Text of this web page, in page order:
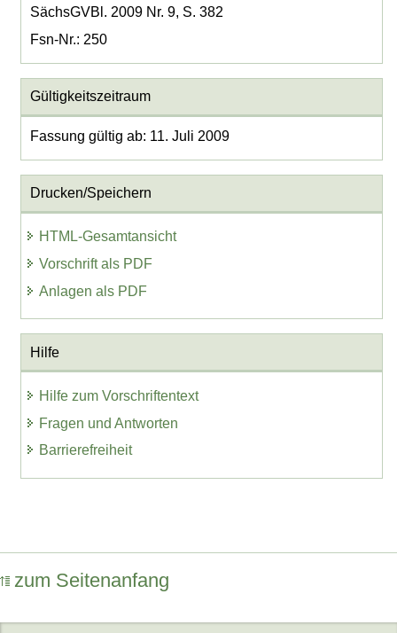
SächsGVBl. 2009 Nr. 9, S. 382
Fsn-Nr.: 250
Gültigkeitszeitraum
Fassung gültig ab: 11. Juli 2009
Drucken/Speichern
HTML-Gesamtansicht
Vorschrift als PDF
Anlagen als PDF
Hilfe
Hilfe zum Vorschriftentext
Fragen und Antworten
Barrierefreiheit
zum Seitenanfang